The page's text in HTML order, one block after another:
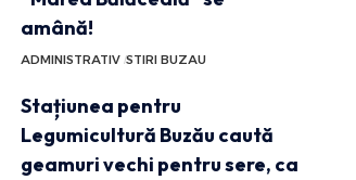
amână!
ADMINISTRATIV STIRI BUZAU
Stațiunea pentru
Legumicultură Buzău caută
geamuri vechi pentru sere, ca